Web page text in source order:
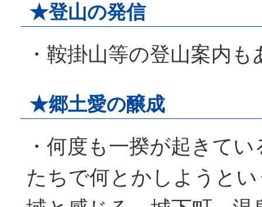
★登山の発信
・鞍掛山等の登山案内
★郷土愛の醸成
・何度も一揆が起きて
たちで何とかしようと